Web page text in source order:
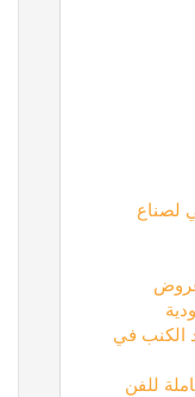
لصناع
الكنب في
للفن